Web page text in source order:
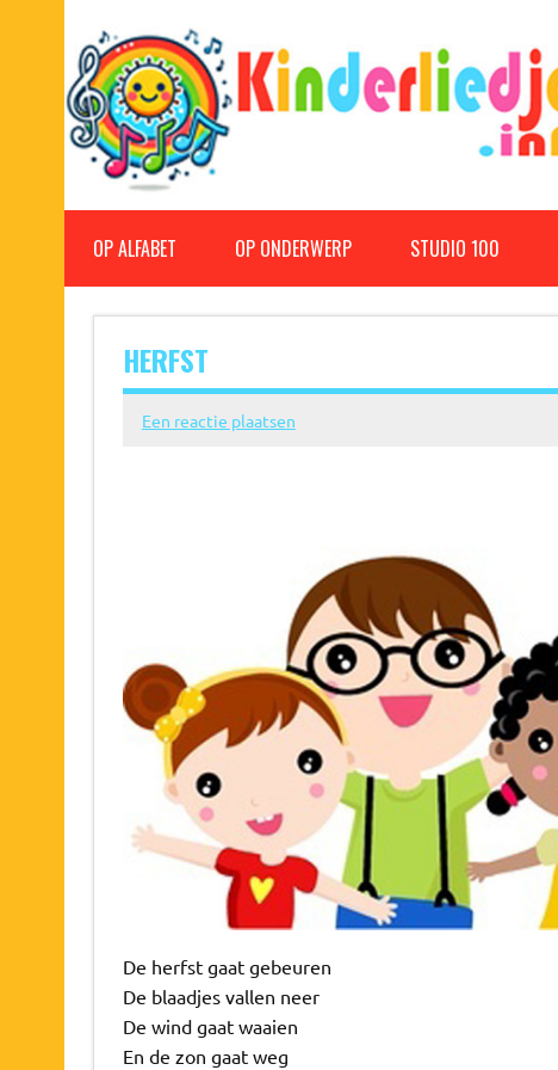
Kinderliedjes
OP ALFABET OP ONDERWERP STUDIO 100
HERFST
Een reactie plaatsen
De herfst gaat gebeuren
De blaadjes vallen neer
De wind gaat waaien
En de zon gaat weg